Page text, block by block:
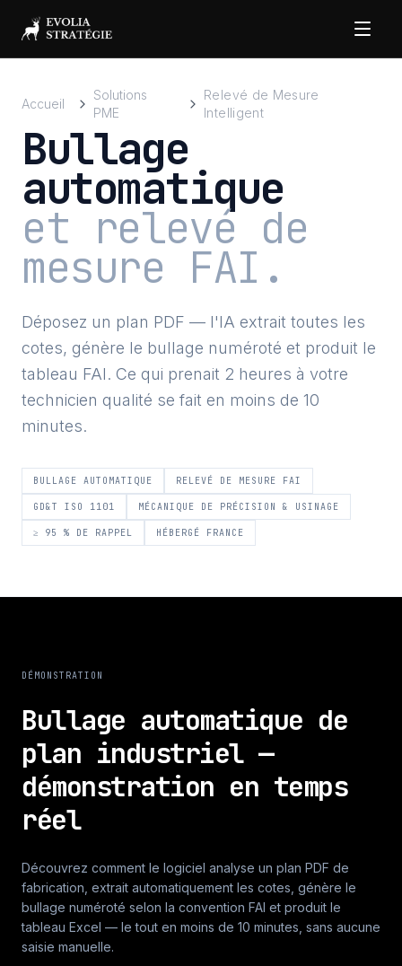
Accueil
Solutions
PME
Relevé de Mesure
Intelligent
Bullage
automatique
et relevé de
mesure FAI.
Déposez un plan PDF — l'IA extrait toutes les
cotes, génère le bullage numéroté et produit le
tableau FAI. Ce qui prenait 2 heures à votre
technicien qualité se fait en moins de 10
minutes.
BULLAGE AUTOMATIQUE RELEVÉ DE MESURE FAI
GD&T ISO 1101 MÉCANIQUE DE PRÉCISION & USINAGE
≥ 95 % DE RAPPEL HÉBERGÉ FRANCE
DÉMONSTRATION
Bullage automatique de
plan industriel —
démonstration en temps
réel
Découvrez comment le logiciel analyse un plan PDF de
fabrication, extrait automatiquement les cotes, génère le
bullage numéroté selon la convention FAI et produit le
tableau Excel — le tout en moins de 10 minutes, sans aucune
saisie manuelle.
VIDÉO DÉMO
Démonstration — Bullage automatique de plans